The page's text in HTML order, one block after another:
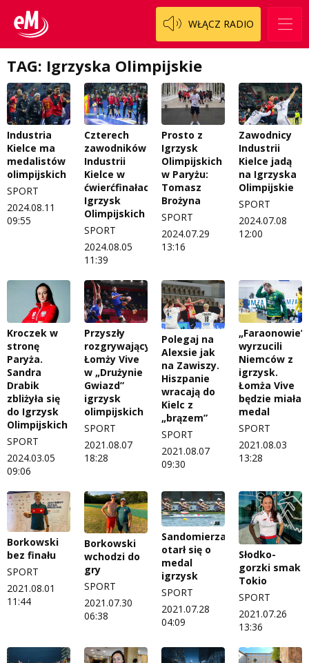
WŁĄCZ RADIO
TAG: Igrzyska Olimpijskie
Industria
Kielce ma
medalistów
olimpijskich
SPORT
2024.08.11
09:55
Czterech
zawodników
Industrii
Kielce w
ćwierćfinałach
Igrzysk
Olimpijskich
SPORT
2024.08.05
11:39
Prosto z
Igrzysk
Olimpijskich
w Paryżu:
Tomasz
Brożyna
SPORT
2024.07.29
13:16
Zawodnicy
Industrii
Kielce jadą
na Igrzyska
Olimpijskie
SPORT
2024.07.08
12:00
Kroczek w
stronę
Paryża.
Sandra
Drabik
zbliżyła się
do Igrzysk
Olimpijskich
SPORT
2024.03.05
09:06
Przyszły
rozgrywający
Łomży Vive
w „Drużynie
Gwiazd”
igrzysk
olimpijskich
SPORT
2021.08.07
18:28
Polegaj na
Alexsie jak
na Zawiszy.
Hiszpanie
wracają do
Kielc z
„brązem”
SPORT
2021.08.07
09:30
„Faraonowie”
wyrzucili
Niemców z
igrzysk.
Łomża Vive
będzie miała
medal
SPORT
2021.08.03
13:28
Borkowski
bez finału
SPORT
2021.08.01
11:44
Borkowski
wchodzi do
gry
SPORT
2021.07.30
06:38
Sandomierzanin
otarł się o
medal
igrzysk
SPORT
2021.07.28
04:09
Słodko-
gorzki smak
Tokio
SPORT
2021.07.26
13:36